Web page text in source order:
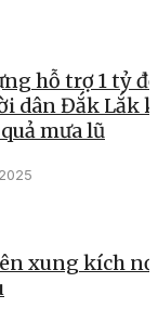
hỗ trợ 1 tỷ
dân Đắk Lắk
mưa lũ
xung kích